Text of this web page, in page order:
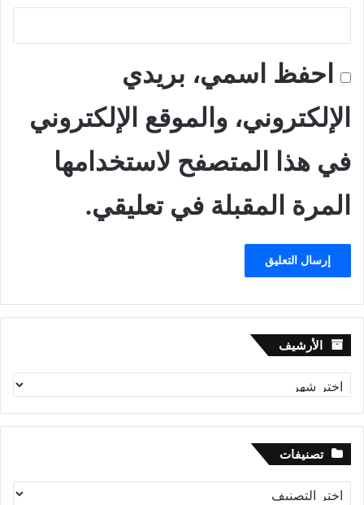
احفظ اسمي، بريدي
الإلكتروني، والموقع الإلكتروني
في هذا المتصفح لاستخدامها
المرة المقبلة في تعليقي.
الأرشيف الأرشيف
تصنيفات
تصنيفات